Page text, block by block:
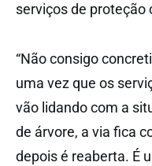
serviços de proteção
“Não consigo
uma vez que os
vão lidando com a
de árvore, a via fica
depois é reaberta. É